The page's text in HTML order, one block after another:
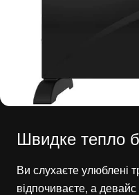
Швидке тепло
Ви слухаєте улюблені
відпочиваєте, а